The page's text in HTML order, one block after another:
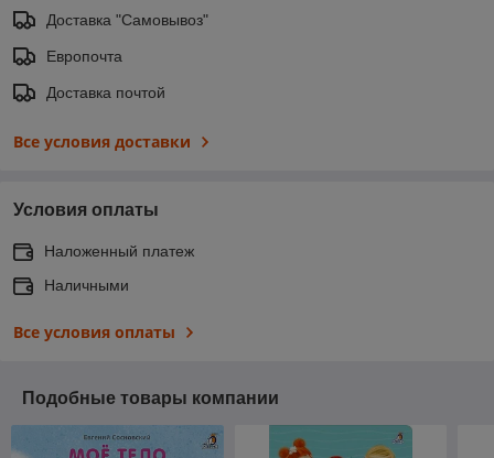
Доставка "Самовывоз"
Европочта
Доставка почтой
Все условия доставки
Условия оплаты
Наложенный платеж
Наличными
Все условия оплаты
Подобные товары компании